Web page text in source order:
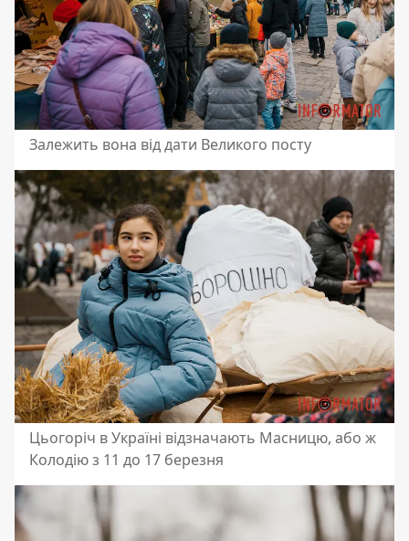
Залежить вона від дати Великого посту
Цьогоріч в Україні відзначають Масницю, або ж
Колодію з 11 до 17 березня